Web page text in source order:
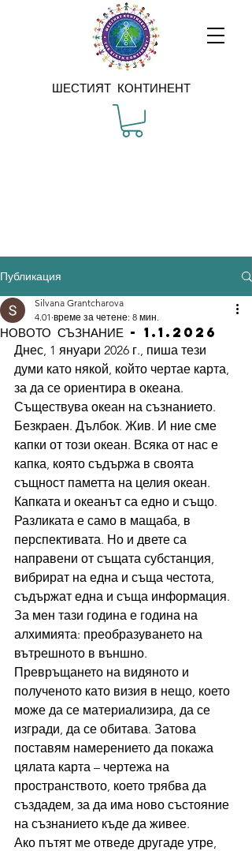
ШЕСТИЯТ КОНТИНЕНТ
Публикация
НОВОТО СЪЗНАНИЕ - 1.1.2026
Silvana Grantcharova
4.01 време за четене: 8 мин.
Днес, 1 януари 2026 г., пиша тези
думи като някой, който чертае карта,
за да се ориентира в океана.
Съществува океан на съзнанието.
Безкраен. Дълбок. Жив. И ние сме
капки от този океан. Всяка от нас е
капка, която съдържа в своята
същност паметта на целия океан.
Капката и океанът са едно и също.
Разликата е само в мащаба, в
перспективата. Но и двете са
направени от същата субстанция,
вибрират на една и съща честота,
съдържат една и съща информация.
За мен тази година е година на
алхимията: преобразуването на
вътрешното в външно.
Превръщането на видяното и
полученото като визия в нещо, което
може да се материализира, да се
изгради, да се обитава. Затова
поставям намерението да покажа
цялата карта – чертежа на
пространството, което трябва да
създадем, за да има ново състояние
на съзнанието къде да живее.
Ако пътят ме отведе другаде утре,